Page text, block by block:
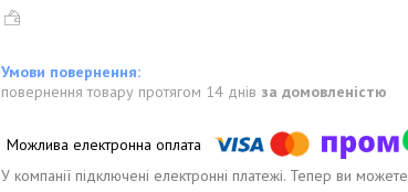
повернення товару протягом 14 днів за домовленістю
У компанії підключені електронні платежі. Тепер ви